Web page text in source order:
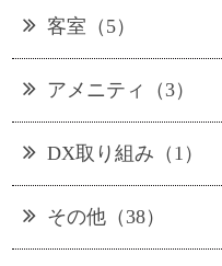
客室（5）
アメニティ（3）
DX取り組み（1）
その他（38）